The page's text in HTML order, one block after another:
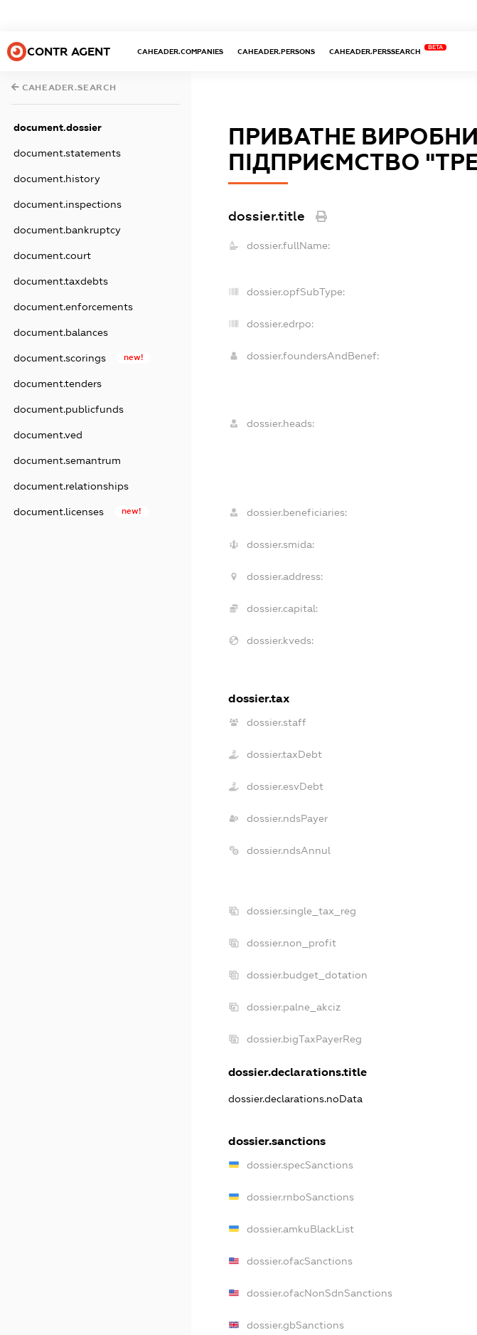
CONTR AGENT CAHEADER.COMPANIES CAHEADER.PERSONS CAHEADER.PERSSEARCH
BETA
CAHEADER.SEARCH
document.dossier
document.statements
document.history
document.inspections
document.bankruptcy
document.court
document.taxdebts
document.enforcements
document.balances
document.scorings new!
document.tenders
document.publicfunds
document.ved
document.semantrum
document.relationships
document.licenses new!
ПРИВАТНЕ
ПІДПРИЄМСТВО
dossier.title
dossier.fullName:
dossier.opfSubType:
dossier.edrpo:
dossier.foundersAndBenef:
dossier.heads:
dossier.beneficiaries:
dossier.smida:
dossier.address:
dossier.capital:
dossier.kveds:
dossier.tax
dossier.staff
dossier.taxDebt
dossier.esvDebt
dossier.ndsPayer
dossier.ndsAnnul
dossier.single_tax_reg
dossier.non_profit
dossier.budget_dotation
dossier.palne_akciz
dossier.bigTaxPayerReg
dossier.declarations.title
dossier.declarations.noData
dossier.sanctions
dossier.specSanctions
dossier.rnboSanctions
dossier.amkuBlackList
dossier.ofacSanctions
dossier.ofacNonSdnSanctions
dossier.gbSanctions